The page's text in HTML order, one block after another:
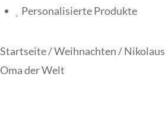
Personalisierte Produkte
Startseite/Weihnachten/Nikolaus
Oma der Welt